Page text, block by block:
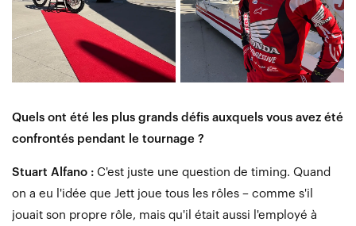
Quels ont été les plus grands défis auxquels vous avez été
confrontés pendant le tournage ?
Stuart Alfano : C'est juste une question de timing. Quand
on a eu l'idée que Jett joue tous les rôles – comme s'il
jouait son propre rôle, mais qu'il était aussi l'employé à